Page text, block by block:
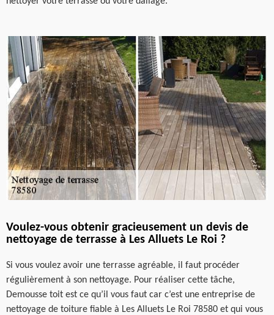
Voulez-vous obtenir gracieusement un devis de
nettoyage de terrasse à Les Alluets Le Roi ?
Si vous voulez avoir une terrasse agréable, il faut procéder
régulièrement à son nettoyage. Pour réaliser cette tâche,
Demousse toit est ce qu’il vous faut car c’est une entreprise de
nettoyage de toiture fiable à Les Alluets Le Roi 78580 et qui vous